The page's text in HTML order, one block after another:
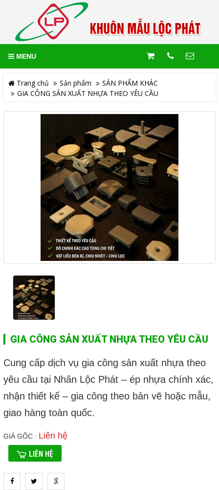
MENU
Trang chủ Sản phẩm
SẢN PHẨM KHÁC
GIA CÔNG SẢN XUẤT NHỰA THEO YÊU CẦU
GIA CÔNG SẢN XUẤT NHỰA THEO YÊU CẦU
Cung cấp dịch vụ gia công sản xuất nhựa theo
yêu cầu tại Nhân Lộc Phát – ép nhựa chính xác,
nhận thiết kế – gia công theo bản vẽ hoặc mẫu,
giao hàng toàn quốc.
GIÁ GỐC : Liên hệ
LIÊN HỆ